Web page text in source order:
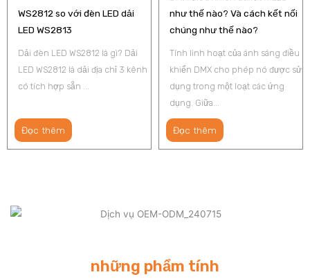
WS2812 so với đèn LED dải
LED WS2813
Dải đèn LED WS2812 là gì? Dải
LED WS2812 là dải địa chỉ 3 kênh
có tích hợp sẵn ...
Đọc thêm
như thế nào? Và cách kết nối
chúng như thế nào?
Tính linh hoạt của ánh sáng điều
khiển DMX cho phép nó được sử
dụng trong một loạt các ứng
dụng. Giữa...
Đọc thêm
những phẩm tính